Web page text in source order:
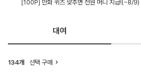
[100P] 만화 퀴즈 맞추면 전원 머니 지급!(~8/9)
대여
134개 선택 구매